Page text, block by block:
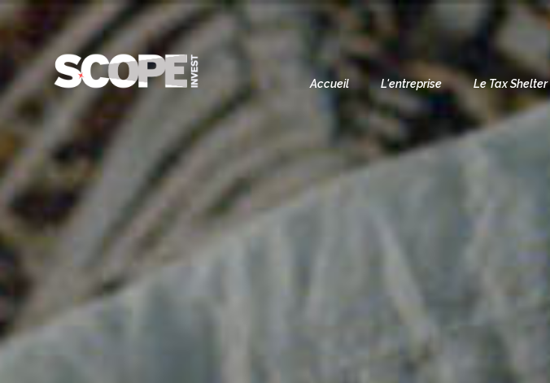
Accueil L'entreprise Le Tax Shelter